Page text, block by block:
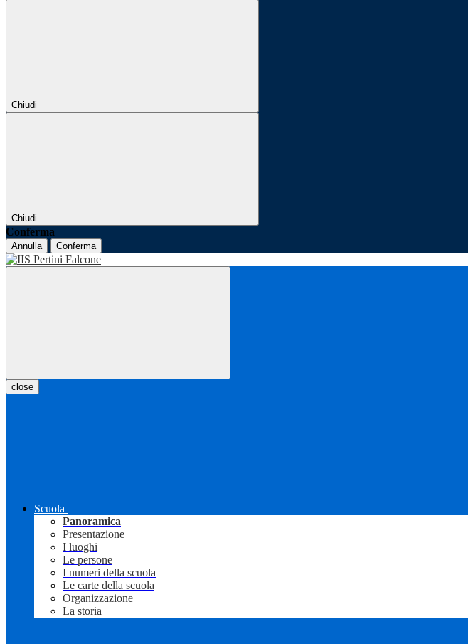
Chiudi
Chiudi
Conferma
Annulla Conferma
close
Scuola
Panoramica
Presentazione
I luoghi
Le persone
I numeri della scuola
Le carte della scuola
Organizzazione
La storia